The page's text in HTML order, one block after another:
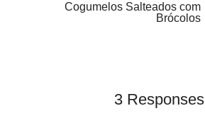
Cogumelos Salteados com
Brócolos
3 Responses